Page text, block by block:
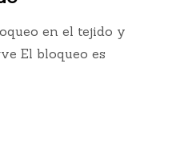
en el tejido y
El bloqueo es